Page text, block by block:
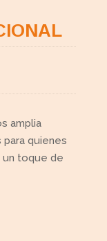
amplia
quienes
un toque de